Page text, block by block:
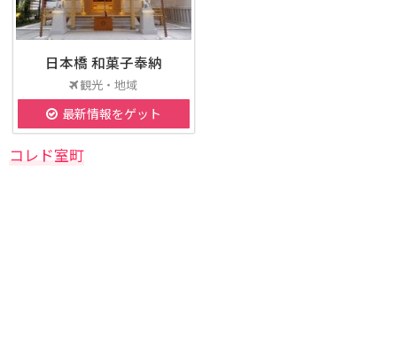
日本橋 和菓子奉納
観光・地域
最新情報をゲット
コレド室町